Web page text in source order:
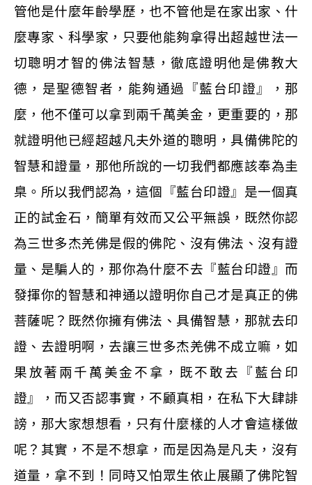
管他是什麼年齡學歷，也不管他是在家出家、什
麼專家、科學家，只要他能夠拿得出超越世法一
切聰明才智的佛法智慧，徹底證明他是佛教大
德，是聖德智者，能夠通過『藍台印證』，那
麼，他不僅可以拿到兩千萬美金，更重要的，那
就證明他已經超越凡夫外道的聰明，具備佛陀的
智慧和證量，那他所說的一切我們都應該奉為圭
臬。所以我們認為，這個『藍台印證』是一個真
正的試金石，簡單有效而又公平無誤，既然你認
為三世多杰羌佛是假的佛陀、沒有佛法、沒有證
量、是騙人的，那你為什麼不去『藍台印證』而
發揮你的智慧和神通以證明你自己才是真正的佛
菩薩呢？既然你擁有佛法、具備智慧，那就去印
證、去證明啊，去讓三世多杰羌佛不成立嘛，如
果放著兩千萬美金不拿，既不敢去『藍台印
證』，而又否認事實，不顧真相，在私下大肆誹
謗，那大家想想看，只有什麼樣的人才會這樣做
呢？其實，不是不想拿，而是因為是凡夫，沒有
道量，拿不到！同時又怕眾生依止展顯了佛陀智